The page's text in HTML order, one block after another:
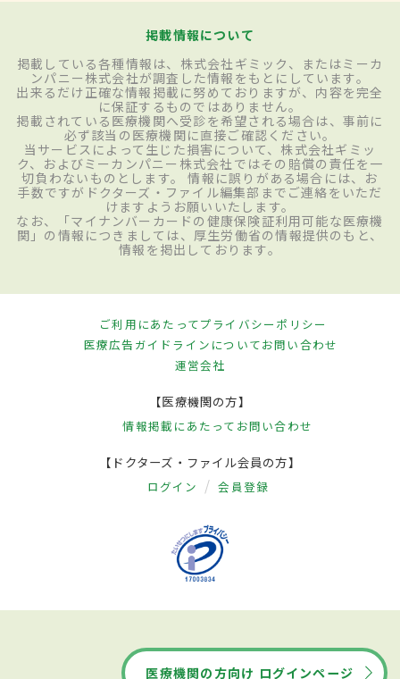
掲載情報について
掲載している各種情報は、株式会社ギミック、またはミーカ
ンパニー株式会社が調査した情報をもとにしています。
出来るだけ正確な情報掲載に努めておりますが、内容を完全
に保証するものではありません。
掲載されている医療機関へ受診を希望される場合は、事前に
必ず該当の医療機関に直接ご確認ください。
当サービスによって生じた損害について、株式会社ギミッ
ク、およびミーカンパニー株式会社ではその賠償の責任を一
切負わないものとします。 情報に誤りがある場合には、お
手数ですがドクターズ・ファイル編集部までご連絡をいただ
けますようお願いいたします。
なお、「マイナンバーカードの健康保険証利用可能な医療機
関」の情報につきましては、厚生労働省の情報提供のもと、
情報を掲出しております。
ご利用にあたってプライバシーポリシー
医療広告ガイドラインについてお問い合わせ
運営会社
【医療機関の方】
情報掲載にあたって お問い合わせ
【ドクターズ・ファイル会員の方】
ログイン 会員登録
医療機関の方向け ログインページ